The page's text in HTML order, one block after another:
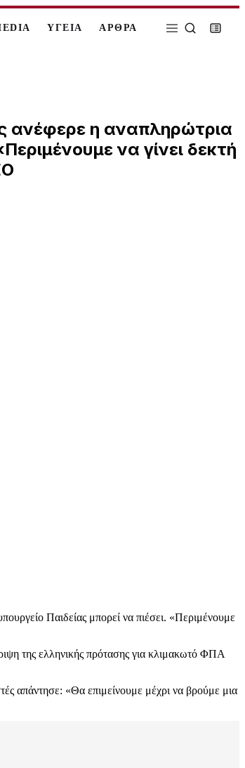
ΥΓΕΙΑ ΑΡΘΡΑ
ανέφερε η αναπληρώτρια
να γίνει δεκτή
Παιδείας μπορεί να πιέσει. «Περιμένουμε
της ελληνικής πρότασης για κλιμακωτό ΦΠΑ
απάντησε: «Θα επιμείνουμε μέχρι να βρούμε μια